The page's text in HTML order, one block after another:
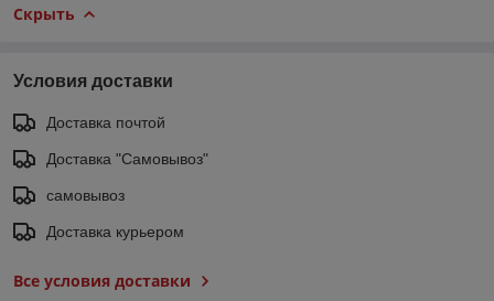
Скрыть
Условия доставки
Доставка почтой
Доставка "Самовывоз"
самовывоз
Доставка курьером
Все условия доставки